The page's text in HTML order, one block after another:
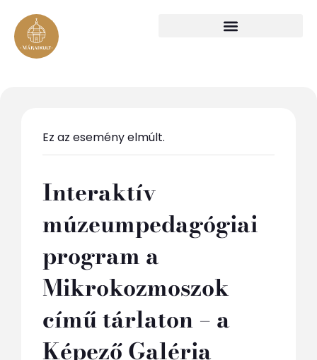
Ez az esemény elmúlt.
Interaktív
múzeumpedagógiai
program a
Mikrokozmoszok
című tárlaton – a
Képező Galéria